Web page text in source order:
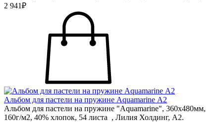
2 941₽
Альбом для пастели на пружине Aquamarine А2
Альбом для пастели на пружине "Aquamarine", 360х480мм,
160г/м2, 40% хлопок, 54 листа , Лилия Холдинг, А2.